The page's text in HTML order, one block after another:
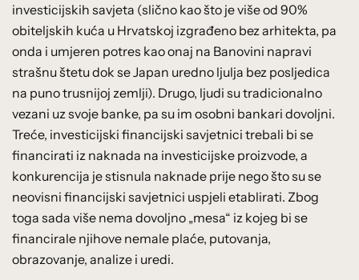
investicijskih savjeta (slično kao što je više od 90%
obiteljskih kuća u Hrvatskoj izgrađeno bez arhitekta, pa
onda i umjeren potres kao onaj na Banovini napravi
strašnu štetu dok se Japan uredno ljulja bez posljedica
na puno trusnijoj zemlji). Drugo, ljudi su tradicionalno
vezani uz svoje banke, pa su im osobni bankari dovoljni.
Treće, investicijski financijski savjetnici trebali bi se
financirati iz naknada na investicijske proizvode, a
konkurencija je stisnula naknade prije nego što su se
neovisni financijski savjetnici uspjeli etablirati. Zbog
toga sada više nema dovoljno „mesa“ iz kojeg bi se
financirale njihove nemale plaće, putovanja,
obrazovanje, analize i uredi.